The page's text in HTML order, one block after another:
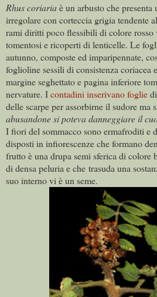
Rhus coriariaè un arbusto che
irregolare con corteccia grigia tendente
rami diritti poco flessibili di colore rosso
tomentosi e ricoperti di lenticelle. Le
autunno, composte ed imparipennate,
foglioline sessili di consistenza coriacea
margine seghettato e pagina inferiore
nervature. Icontadini inserivano foglie
delle scarpe per assorbirne il sudore ma
abusandone si poteva danneggiare il
I fiori del sommacco sono ermafroditi e
disposti in infiorescenze che formano
frutto è una drupa semi sferica di colore
di densa peluria e che trasuda una
suo interno vi è un seme.